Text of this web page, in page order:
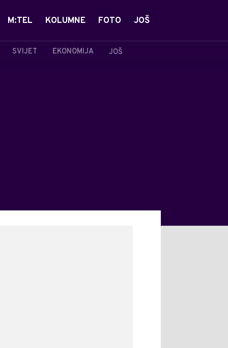
SVIJET EKONOMIJA JOŠ
M:TEL KOLUMNE FOTO JOŠ